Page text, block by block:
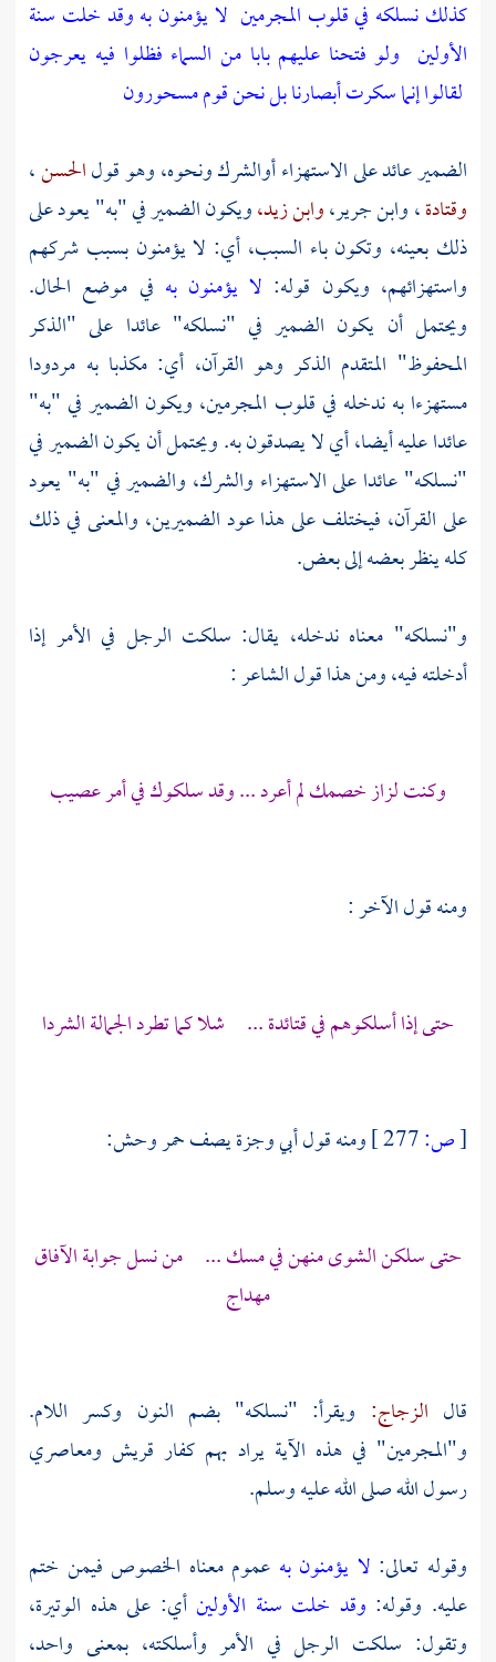
كذلك نسلكه في قلوب المجرمين لا يؤمنون به وقد خلت سنة
الأولين ولو فتحنا عليهم بابا من السماء فظلوا فيه يعرجون
لقالوا إنما سكرت أبصارنا بل نحن قوم مسحورون
الضمير عائد على الاستهزاء أوالشرك ونحوه، وهو قولالحسن،
وقتادة،وابن جرير،وابن زيد،ويكون الضمير في "به" يعود على
ذلك بعينه، وتكون باء السبب، أي: لا يؤمنون بسبب شركهم
واستهزائهم، ويكون قوله: لا يؤمنون به في موضع الحال.
ويحتمل أن يكون الضمير في "نسلكه" عائدا على "الذكر
المحفوظ" المتقدم الذكر وهو القرآن، أي: مكذبا به مردودا
مستهزءا به ندخله في قلوب المجرمين، ويكون الضمير في "به"
عائدا عليه أيضا، أي لا يصدقون به. ويحتمل أن يكون الضمير في
"نسلكه" عائدا على الاستهزاء والشرك، والضمير في "به" يعود
على القرآن، فيختلف على هذا عود الضميرين، والمعنى في ذلك
كله ينظر بعضه إلى بعض.
و"نسلكه" معناه ندخله، يقال: سلكت الرجل في الأمر إذا
أدخلته فيه، ومن هذا قول الشاعر :
وكنت لزاز خصمك لم أعرد ... وقد سلكوك في أمر عصيب
ومنه قول الآخر :
حتى إذا أسلكوهم في قتائدة ... شلا كما تطرد الجمالة الشردا
[ص: ومنه قولأبي وجزةيصف حمر وحش:
حتى سلكن الشوى منهن في مسك ... من نسل جوابة الآفاق
مهداج
قال الزجاج: ويقرأ: "نسلكه" بضم النون وكسر اللام.
و"المجرمين" في هذه الآية يراد بهم كفار قريش ومعاصري
رسول الله صلى الله عليه وسلم.
وقوله تعالى: لا يؤمنون به عموم معناه الخصوص فيمن ختم
عليه. وقوله: وقد خلت سنة الأولينأي: على هذه الوتيرة،
وتقول: سلكت الرجل في الأمر وأسلكته، بمعنى واحد،